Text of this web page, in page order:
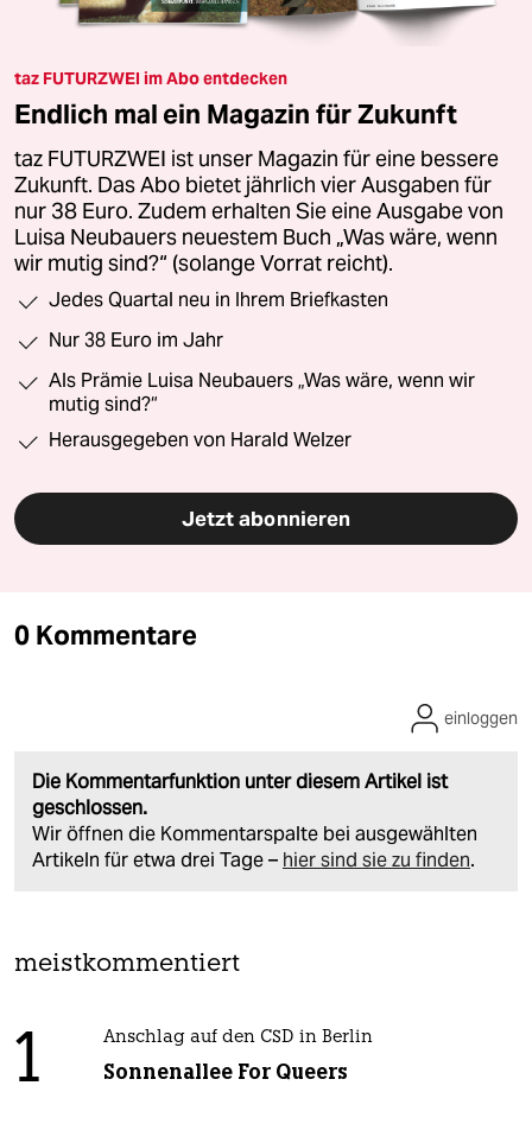
taz FUTURZWEI im Abo entdecken
Endlich mal ein Magazin für Zukunft
taz FUTURZWEI ist unser Magazin für eine bessere
Zukunft. Das Abo bietet jährlich vier Ausgaben für
nur 38 Euro. Zudem erhalten Sie eine Ausgabe von
Luisa Neubauers neuestem Buch „Was wäre, wenn
wir mutig sind?“ (solange Vorrat reicht).
Jedes Quartal neu in Ihrem Briefkasten
Nur 38 Euro im Jahr
Als Prämie Luisa Neubauers „Was wäre, wenn wir
mutig sind?“
Herausgegeben von Harald Welzer
Jetzt abonnieren
0 Kommentare
Die Kommentarfunktion unter diesem Artikel ist
geschlossen.
Wir öffnen die Kommentarspalte bei ausgewählten
Artikeln für etwa drei Tage – hier sind sie zu finden.
einloggen
meistkommentiert
1 Anschlag auf den CSD in Berlin
Sonnenallee For Queers